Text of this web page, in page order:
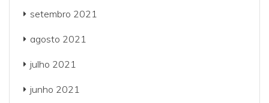
setembro 2021
agosto 2021
julho 2021
junho 2021